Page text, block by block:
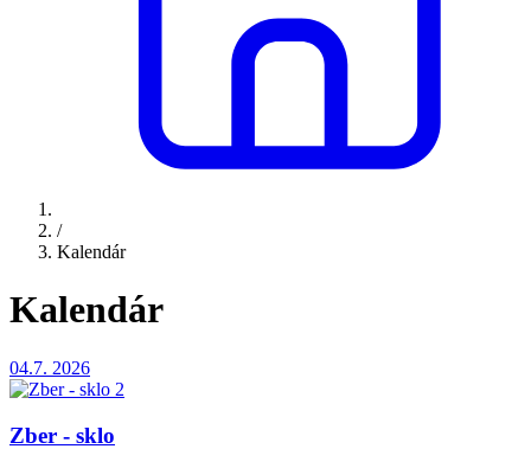
/
Kalendár
Kalendár
04.7. 2026
Zber - sklo